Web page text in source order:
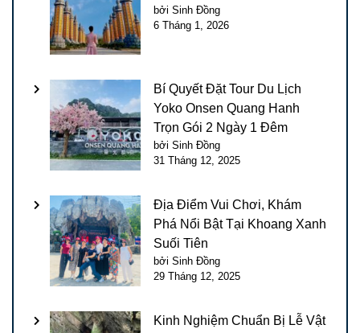
bởi Sinh Đồng
6 Tháng 1, 2026
Bí Quyết Đặt Tour Du Lịch
Yoko Onsen Quang Hanh
Trọn Gói 2 Ngày 1 Đêm
bởi Sinh Đồng
31 Tháng 12, 2025
Địa Điểm Vui Chơi, Khám
Phá Nổi Bật Tại Khoang Xanh
Suối Tiên
bởi Sinh Đồng
29 Tháng 12, 2025
Kinh Nghiệm Chuẩn Bị Lễ Vật